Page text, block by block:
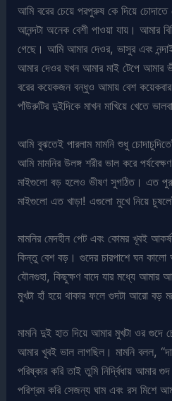
আমি বরের চেয়ে পরপুরুষ কে দিয়ে চোদাতে
আনন্দটা অনেক বেশী পাওয়া যায়। আমার
গেছে। আমি আমার দেওর, ভাসুর এবং
আমার দেওর যখন আমার মাই টেপে আমার
বরের কয়েকজন বন্ধুও আমায় বেশ
পাঁউরুটির দুইদিকে মাখন মাখিয়ে খেতে
আমি বুঝতেই পারলাম মামনি শুধু
আমি মামনির উলঙ্গ শরীর ভাল করে
মাইগুলো বড় হলেও ভীষণ সুগঠিত। এত
মাইগুলো এত খাড়া! এগুলো মুখে নিয়ে
মামনির মেদহীন পেট এবং কোমর খূবই
কিন্তু বেশ বড়। গুদের চারপাশে ঘন কালো
যৌনগুহা, কিছুক্ষণ বাদে যার মধ্যে আমার
মুখটা হাঁ হয়ে থাকার ফলে গুদটা আরো বড়
মামনি দুই হাত দিয়ে আমার মুখটা ওর গুদে
আমার খূবই ভাল লাগছিল। মামনি বলল,
পরিষ্কার করি তাই তুমি নির্দ্বিধায় আমার
পরিশ্রম করি সেজন্য ঘাম এবং রস মিশে